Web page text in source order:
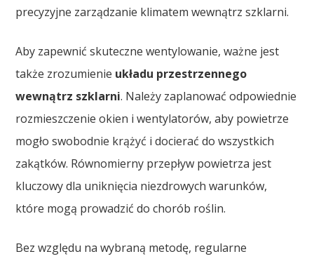
precyzyjne zarządzanie klimatem wewnątrz szklarni.
Aby zapewnić skuteczne wentylowanie, ważne jest
także zrozumienie układu przestrzennego
wewnątrz szklarni. Należy zaplanować odpowiednie
rozmieszczenie okien i wentylatorów, aby powietrze
mogło swobodnie krążyć i docierać do wszystkich
zakątków. Równomierny przepływ powietrza jest
kluczowy dla uniknięcia niezdrowych warunków,
które mogą prowadzić do chorób roślin.
Bez względu na wybraną metodę, regularne